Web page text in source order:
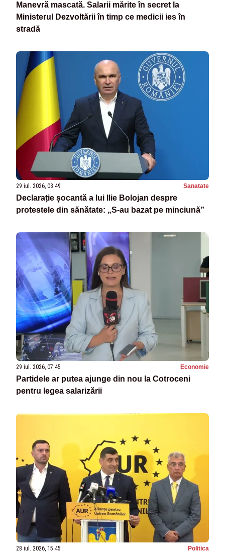
Manevră mascată. Salarii mărite în secret la
Ministerul Dezvoltării în timp ce medicii ies în
stradă
29 iul. 2026, 08:49 Sanatate
Declarație șocantă a lui Ilie Bolojan despre
protestele din sănătate: „S-au bazat pe minciună”
29 iul. 2026, 07:45 Economie
Partidele ar putea ajunge din nou la Cotroceni
pentru legea salarizării
28 iul. 2026, 15:45 Politica